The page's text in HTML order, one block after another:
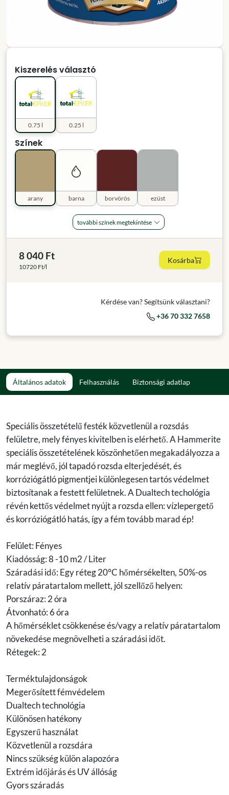
Kiszerelés választó
0.25 l
0.75 l
Színek
arany barna borvörös ezüst
további színek megtekintése
8 040 Ft
10720 Ft/l
Kosárba
Kérdése van? Segítsünk választani?
+36 70 332 7658
Általános adatok Felhasználás Biztonsági adatlap
Speciális összetételű festék közvetlenül a rozsdás
felületre, mely fényes kivitelben is elérhető. A Hammerite
speciális összetételének köszönhetően megakadályozza a
már meglévő, jól tapadó rozsda elterjedését, és
korróziógátló pigmentjei különlegesen tartós védelmet
biztosítanak a festett felületnek. A Dualtech techológia
révén kettős védelmet nyújt a rozsda ellen: vízlepergető
és korróziógátló hatás, így a fém tovább marad ép!
Felület: Fényes
Kiadósság: 8 -10 m2 / Liter
Száradási idő: Egy réteg 20°C hőmérsékelten, 50%-os
relatív páratartalom mellett, jól szellőző helyen:
Porszáraz: 2 óra
Átvonható: 6 óra
A hőmérséklet csökkenése és/vagy a relatív páratartalom
növekedése megnövelheti a száradási időt.
Rétegek: 2
Terméktulajdonságok
Megerősített fémvédelem
Dualtech technológia
Különösen hatékony
Egyszerű használat
Közvetlenül a rozsdára
Nincs szükség külön alapozóra
Extrém időjárás és UV állóság
Gyors száradás